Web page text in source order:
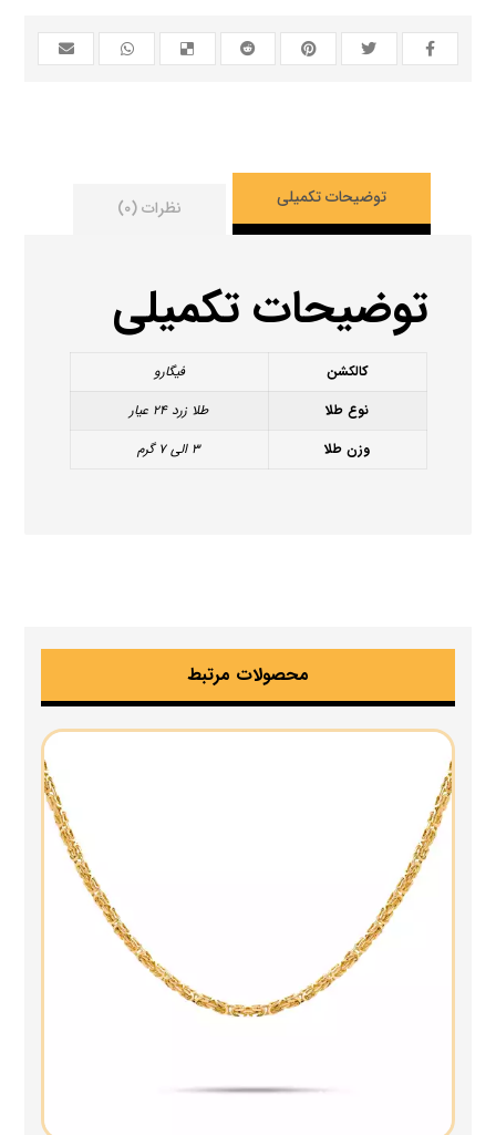
توضیحات تکمیلی نظرات (۰)
توضیحات تکمیلی
کالکشن
فیگارو
نوع طلا
طلا زرد ۲۴ عیار
وزن طلا
۳ الی ۷ گرم
محصولات مرتبط